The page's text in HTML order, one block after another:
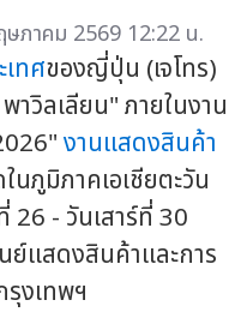
ภาคม 2569 12:22 น.
ทศของญี่ปุ่น (เจโทร)
วิลเลียน" ภายในงาน
งานแสดงสินค้า
นภูมิภาคเอเชียตะวัน
26 - วันเสาร์ที่ 30
แสดงสินค้าและการ
งเทพฯ